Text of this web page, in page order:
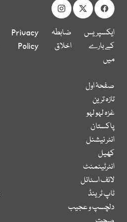
ایکسپریس
کے بارے
میں
ضابطہ
اخلاق
Privacy
Policy
صفحۂ اول
تازہ ترین
غزہ لہو لہو
پاکستان
انٹر نیشنل
کھیل
انٹرٹینمنٹ
لائف اسٹائل
ٹاپ ٹرینڈ
دلچسپ و عجیب